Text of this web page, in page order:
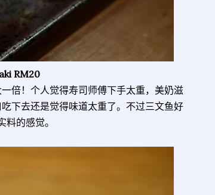
RM20
倍！个人觉得寿司师傅下手太重，美奶滋
下去还是觉得味道太重了。不过三文鱼好
的感觉。